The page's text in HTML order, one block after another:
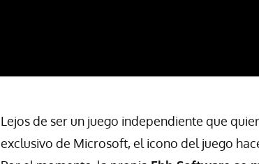
Lejos de ser un juego independiente que
exclusivo de Microsoft, el icono del juego